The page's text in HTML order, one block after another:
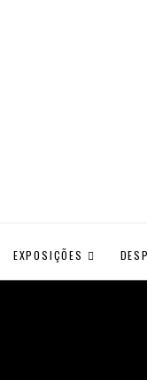
EXPOSIÇÕES